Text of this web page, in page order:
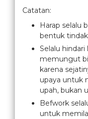
Catatan:
Harap selalu
bentuk
Selalu
memungut
karena
upaya untuk
upah, bukan
Befwork
untuk